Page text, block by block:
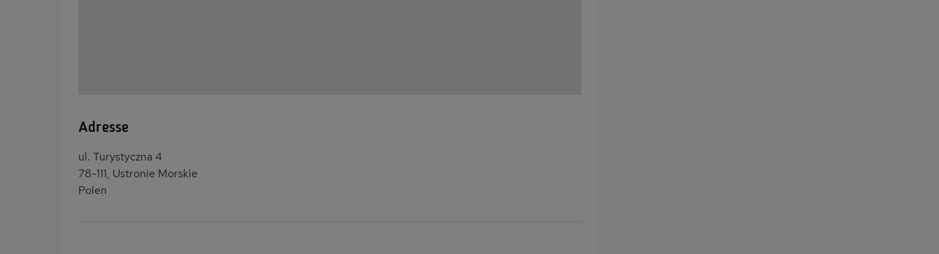
Adresse
ul. Turystyczna 4
78-111, Ustronie Morskie
Polen